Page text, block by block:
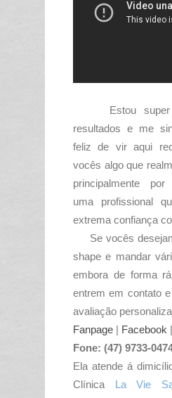
Estou super
resultados e me
feliz de vir aqui
vocês algo que
principalmente
uma profissional
extrema confiança
Se vocês
shape e mandar
embora de forma
entrem em contato
avaliação
Fanpage | Facebook |
Fone: (47) 9733-
Ela atende á
Clínica La Vie